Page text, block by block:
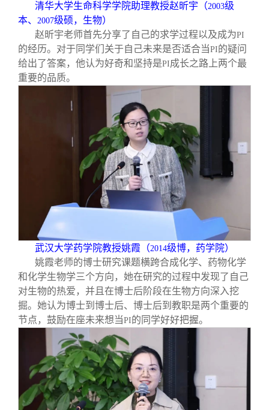
清华大学生命科学学院助理教授赵昕宇（2003级
本、 2007级硕，生物）
赵昕宇老师首先分享了自己的求学过程以及成为PI
的经历。对于同学们关于自己未来是否适合当PI的疑问
给出了答案，他认为好奇和坚持是PI成长之路上两个最
重要的品质。
武汉大学药学院教授姚霞（2014级博，药学院）
姚霞老师的博士研究课题横跨合成化学、药物化学
和化学生物学三个方向，她在研究的过程中发现了自己
对生物的热爱，并且在博士后阶段在生物方向深入挖
掘。她认为博士到博士后、博士后到教职是两个重要的
节点，鼓励在座未来想当PI的同学好好把握。